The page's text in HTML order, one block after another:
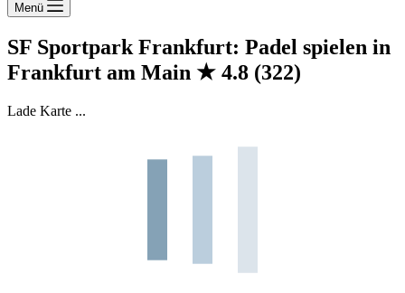
Menü
SF Sportpark Frankfurt: Padel spielen in
Frankfurt am Main ★ 4.8 (322)
Lade Karte ...